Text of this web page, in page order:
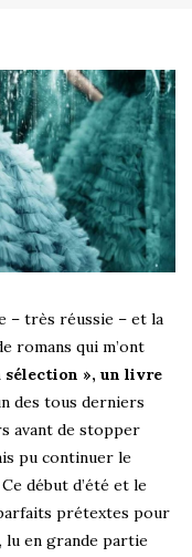
– très réussie – et la
romans qui m’ont
sélection », un livre
des tous derniers
avant de stopper
pu continuer le
début d’été et le
prétextes pour
, lu en grande partie